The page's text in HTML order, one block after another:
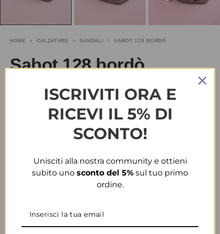
HOME CALZATURE SANDALI SABOT 128 BORDÒ
Sabot 128 bordò
€20.00
10.00
40
COLORE
ISCRIVITI ORA E
RICEVI IL 5% DI
SCONTO!
Unisciti alla nostra community e ottieni
subito uno sconto del 5% sul tuo primo
ordine.